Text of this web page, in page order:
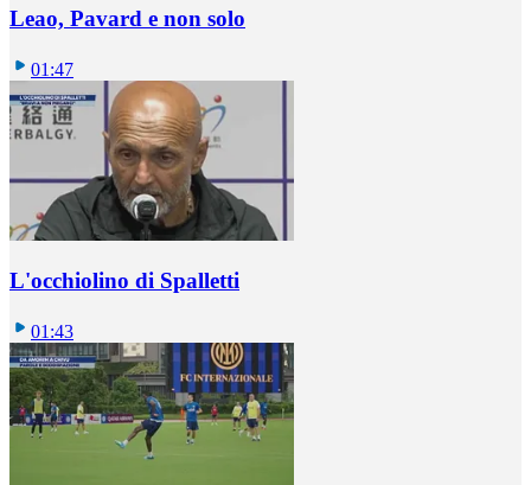
Leao, Pavard e non solo
01:47
L'occhiolino di Spalletti
01:43